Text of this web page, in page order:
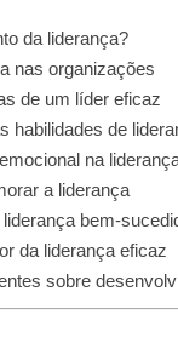
da liderança?
nas organizações
de um líder eficaz
habilidades de
na
a liderança
bem-
da liderança eficaz
sobre